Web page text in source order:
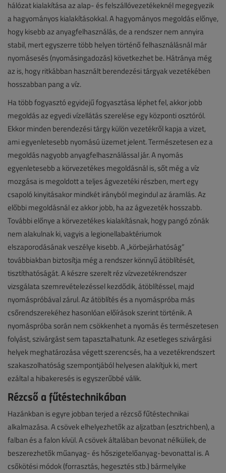
hálózat kialakítása az alap- és felszállóvezetékeknél megegyezik
a hagyományos kialakításokkal. A hagyományos megoldás előnye,
hogy kisebb az anyagfelhasználás, de a rendszer nem annyira
stabil, mert egyszerre több helyen történő felhasználásnál már
nyomásesés (nyomásingadozás) következhet be. Hátránya még
az is, hogy ritkábban használt berendezési tárgyak vezetékében
hosszabban pang a víz.
Ha több fogyasztó egyidejű fogyasztása léphet fel, akkor jobb
megoldás az egyedi vízellátás szerelése egy központi osztóról.
Ekkor minden berendezési tárgy külön vezetékről kapja a vizet,
ami egyenletesebb nyomású üzemet jelent. Természetesen ez a
megoldás nagyobb anyagfelhasználással jár. A nyomás
egyenletesebb a körvezetékes megoldásnál is, sőt még a víz
mozgása is megoldott a teljes ágvezetéki részben, mert egy
csapoló kinyitásakor mindkét irányból megindul az áramlás. Az
előbbi megoldásnál ez akkor jobb, ha az ágvezeték hosszabb.
További előnye a körvezetékes kialakításnak, hogy pangó zónák
nem alakulnak ki, vagyis a legionellabaktériumok
elszaporodásának veszélye kisebb. A „körbejárhatóság”
továbbiakban biztosítja még a rendszer könnyű átöblítését,
tisztíthatóságát. A készre szerelt réz vízvezetékrendszer
vizsgálata szemrevételezéssel kezdődik, átöblítéssel, majd
nyomáspróbával zárul. Az átöblítés és a nyomáspróba más
csőrendszerekéhez hasonlóan előírások szerint történik. A
nyomáspróba során nem csökkenhet a nyomás és természetesen
folyást, szivárgást sem tapasztalhatunk. Az esetleges szivárgási
helyek meghatározása végett szerencsés, ha a vezetékrendszert
szakaszolhatóság szempontjából helyesen alakítjuk ki, mert
ezáltal a hibakeresés is egyszerűbbé válik.
Rézcső a fűtéstechnikában
Hazánkban is egyre jobban terjed a rézcső fűtéstechnikai
alkalmazása. A csövek elhelyezhetők az aljzatban (esztrichben), a
falban és a falon kívül. A csövek általában bevonat nélküliek, de
beszerezhetők műanyag- és hőszigetelőanyag-bevonattal is. A
csőkötési módok (forrasztás, hegesztés stb.) bármelyike